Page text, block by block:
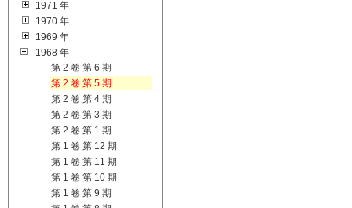
1971 年
1970 年
1969 年
1968 年
第 2 卷 第 6 期
第 2 卷 第 5 期
第 2 卷 第 4 期
第 2 卷 第 3 期
第 2 卷 第 1 期
第 1 卷 第 12 期
第 1 卷 第 11 期
第 1 卷 第 10 期
第 1 卷 第 9 期